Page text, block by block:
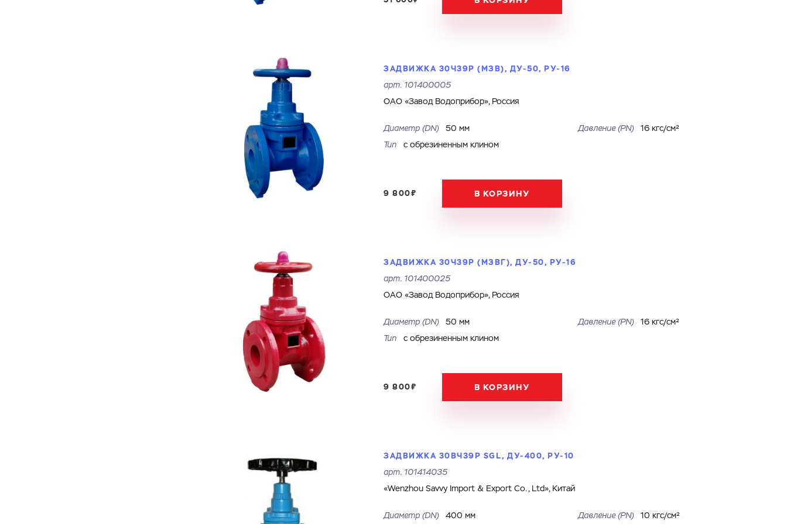
ЗАДВИЖКА 30Ч39Р (МЗВ), ДУ-50, РУ-16
арт. 101400005
ОАО «Завод Водоприбор», Россия
Диаметр (DN) 50 мм Давление (PN)
16 кгс/см²
Тип
с обрезиненным клином
9 800₽ В КОРЗИНУ
ЗАДВИЖКА 30Ч39Р (МЗВГ), ДУ-50, РУ-16
арт. 101400025
ОАО «Завод Водоприбор», Россия
Диаметр (DN) 50 мм Давление (PN)
16 кгс/см²
Тип
с обрезиненным клином
9 800₽ В КОРЗИНУ
ЗАДВИЖКА 30ВЧ39Р SGL, ДУ-400, РУ-10
арт. 101414035
«Wenzhou Savvy Import & Export Co., Ltd», Китай
Диаметр (DN) 400 мм Давление (PN) 10 кгс/см²